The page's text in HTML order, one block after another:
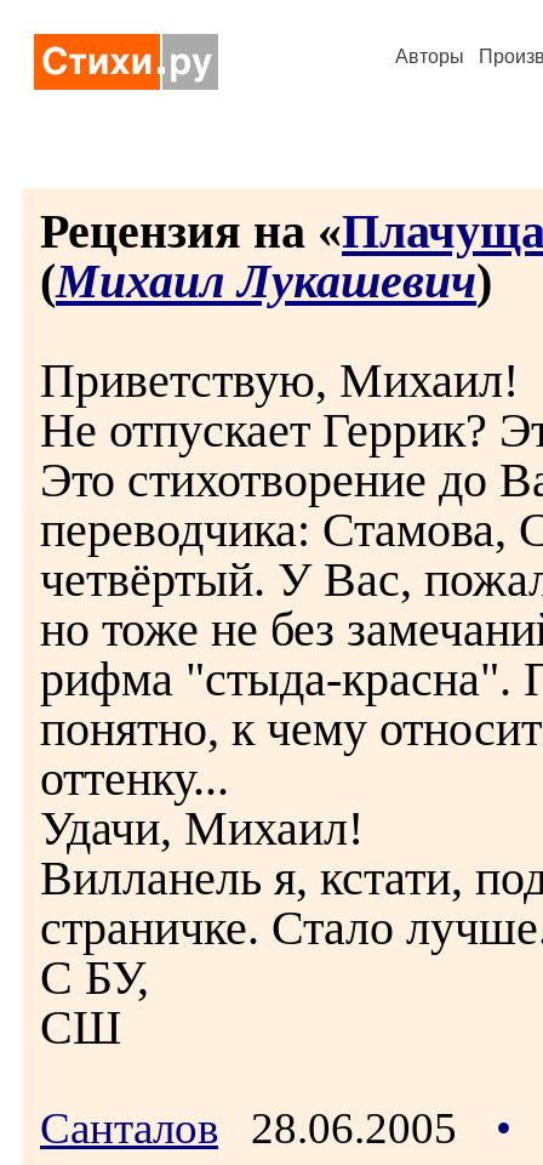
Авторы
Рецензия на «
(Михаил Лукашевич)
Приветствую, Михаил!
Не отпускает Геррик?
Это стихотворение до
переводчика:
четвёртый. У Вас,
но тоже не без
рифма "стыда-красна".
понятно, к чему
оттенку...
Удачи, Михаил!
Вилланель я, кстати,
страничке. Стало
С БУ,
СШ
Санталов 28.06.2005 •